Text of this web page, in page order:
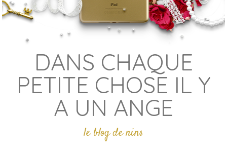
DANS CHAQUE
PETITE CHOSE IL Y
A UN ANGE
le blog de nins